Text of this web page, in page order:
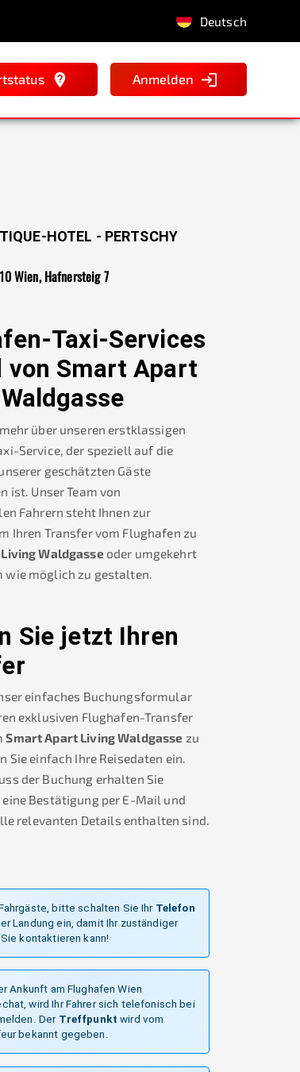
Deutsch
Anmelden
HOTEL - PERTSCHY
Wien, Hafnersteig 7
Taxi-Services
von Smart Apart
über unseren erstklassigen
Service, der speziell auf die
geschätzten Gäste
ist. Unser Team von
Fahrern steht Ihnen zur
Ihren Transfer vom Flughafen zu
Waldgasse oder umgekehrt
wie möglich zu gestalten.
Sie jetzt Ihren
einfaches Buchungsformular
exklusiven Flughafen-Transfer
Smart Apart Living Waldgasse zu
Sie einfach Ihre Reisedaten ein.
der Buchung erhalten Sie
Bestätigung per E-Mail und
relevanten Details enthalten sind.
bitte schalten Sie Ihr Telefon
Landung ein, damit Ihr zuständiger
kontaktieren kann!
Ankunft am Flughafen Wien
wird Ihr Fahrer sich telefonisch bei
Der Treffpunkt wird vom
bekannt gegeben.